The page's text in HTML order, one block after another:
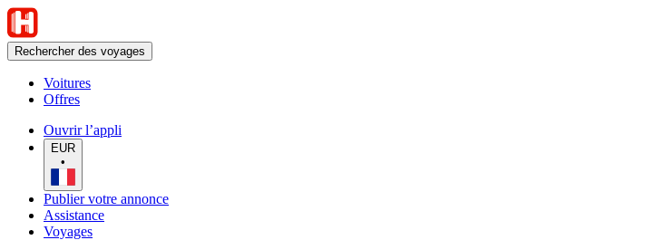
Rechercher des voyages
Voitures
Offres
Ouvrir l’appli
EUR
•
Publier votre annonce
Assistance
Voyages